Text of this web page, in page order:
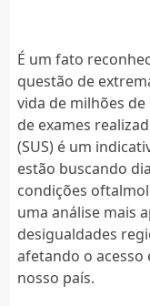
É um fato
questão de
vida de milhões
de exames
(SUS) é um
estão buscando
condições
uma análise mais
desigualdades
afetando o acesso
nosso país.